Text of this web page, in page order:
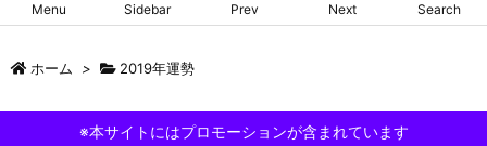
Menu Sidebar Prev Next Search
ホーム > 2019年運勢
※本サイトにはプロモーションが含まれています